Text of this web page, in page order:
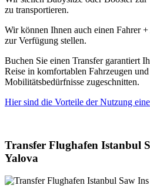
zu transportieren.
Wir können Ihnen auch einen Fahrer
zur Verfügung stellen.
Buchen Sie einen Transfer garantiert
Reise in komfortablen Fahrzeugen
Mobilitätsbedürfnisse zugeschnitten.
Hier sind die Vorteile der Nutzung
Transfer Flughafen Istanbul
Yalova